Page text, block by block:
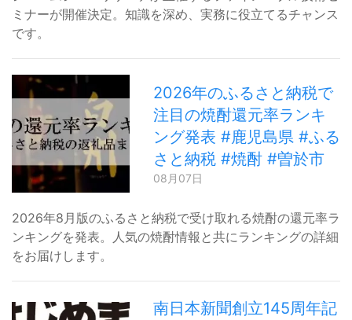
ミナーが開催決定。知識を深め、実務に役立てるチャンス
です。
2026年のふるさと納税で
注目の焼酎還元率ランキ
ング発表 #鹿児島県 #ふる
さと納税 #焼酎 #曽於市
08月07日
2026年8月版のふるさと納税で受け取れる焼酎の還元率ラ
ンキングを発表。人気の焼酎情報と共にランキングの詳細
をお届けします。
南日本新聞創立145周年記